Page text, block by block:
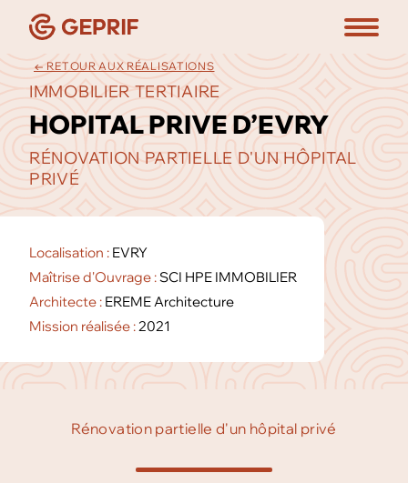
← RETOUR AUX RÉALISATIONS
IMMOBILIER TERTIAIRE
HOPITAL PRIVE D’EVRY
RÉNOVATION PARTIELLE D'UN HÔPITAL
PRIVÉ
Localisation : EVRY
Maîtrise d'Ouvrage :SCI HPE IMMOBILIER
Architecte : EREME Architecture
Mission réalisée :2021
Rénovation partielle d'un hôpital privé